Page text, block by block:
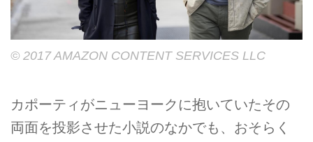
© 2017 AMAZON CONTENT SERVICES LLC
カポーティがニューヨークに抱いていたその
両面を投影させた小説のなかでも、おそらく